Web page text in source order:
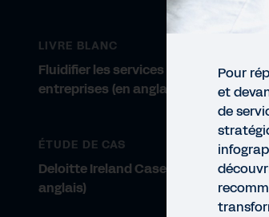
LIVRE BLANC
Fluidifier les services aux
entreprises (en anglais)
ÉTUDE DE CAS
Deloitte Ireland Case Study (en
anglais)
Pour
et
de